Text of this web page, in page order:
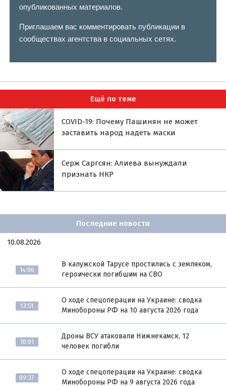
опубликованных материалов.
Приглашаем вас комментировать публикации в
сообществах агентства в социальных сетях.
Ещё по теме
COVID-19: Почему Пашинян не может
заставить народ надеть маски
Серж Саргсян: Алиева вынуждали
признать НКР
Последние новости
10.08.2026
14:06
В калужской Тарусе простились с земляком,
героически погибшим на СВО
13:51
О ходе спецоперации на Украине: сводка
Минобороны РФ на 10 августа 2026 года
10:01
Дроны ВСУ атаковали Нижнекамск, 12
человек погибли
09:37
О ходе спецоперации на Украине: сводка
Минобороны РФ на 9 августа 2026 года